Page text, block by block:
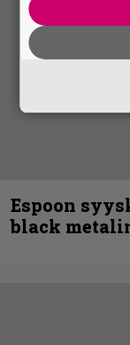
Espoon
black